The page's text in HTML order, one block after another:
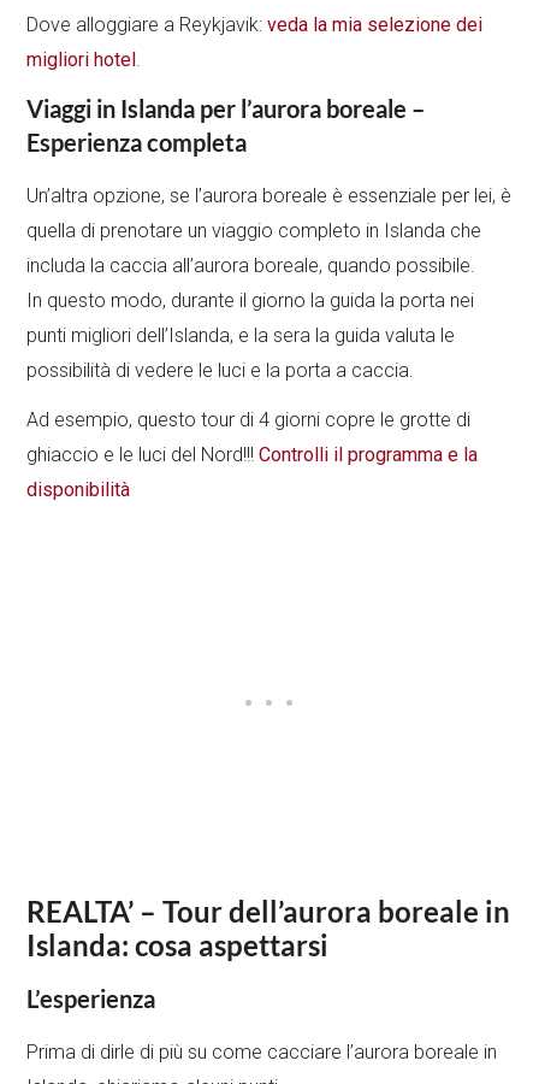
Dove alloggiare a Reykjavik:veda la mia selezione dei
migliori hotel .
Viaggi in Islanda per l’aurora boreale –
Esperienza completa
Un’altra opzione, se l’aurora boreale è essenziale per lei, è
quella di prenotare un viaggio completo in Islanda che
includa la caccia all’aurora boreale, quando possibile.
In questo modo, durante il giorno la guida la porta nei
punti migliori dell’Islanda, e la sera la guida valuta le
possibilità di vedere le luci e la porta a caccia.
Ad esempio, questo tour di 4 giorni copre le grotte di
ghiaccio e le luci del Nord!!!Controlli il programma e la
disponibilità
REALTA’ – Tour dell’aurora boreale in
Islanda: cosa aspettarsi
L’esperienza
Prima di dirle di più su come cacciare l’aurora boreale in